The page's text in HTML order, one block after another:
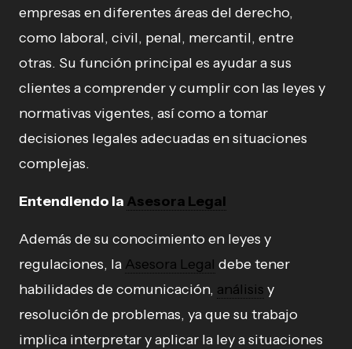
empresas en diferentes áreas del derecho,
como laboral, civil, penal, mercantil, entre
otras. Su función principal es ayudar a sus
clientes a comprender y cumplir con las leyes y
normativas vigentes, así como a tomar
decisiones legales adecuadas en situaciones
complejas.
Entendiendo la Asesora Legal
Además de su conocimiento en leyes y
regulaciones, la Asesora Legal debe tener
habilidades de comunicación, análisis y
resolución de problemas, ya que su trabajo
implica interpretar y aplicar la ley a situaciones